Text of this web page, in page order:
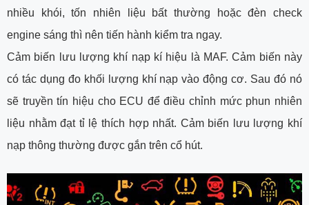
nhiều khói, tốn nhiên liệu bất thường hoặc đèn check
engine sáng thì nên tiến hành kiểm tra ngay.
Cảm biến lưu lượng khí nạp kí hiệu là MAF. Cảm biến này
có tác dụng đo khối lượng khí nạp vào động cơ. Sau đó nó
sẽ truyền tín hiệu cho ECU để điều chỉnh mức phun nhiên
liệu nhằm đạt tỉ lệ thích hợp nhất. Cảm biến lưu lượng khí
nạp thông thường được gắn trên cổ hút.